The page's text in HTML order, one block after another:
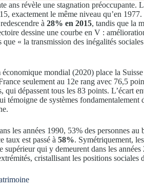
ans révèle une stagnation préoccupante.
exactement le même niveau qu’en
à 28% en 2015, tandis que la
dessine une courbe en V :
« la transmission des inégalités
mondial (2020) place la
seulement au 12e rang avec 76,5
dépassent tous les 83 points. L’écart
témoigne de systèmes fondamentalement
les années 1990, 53% des personnes au
taux est passé à 58%. Symétriquement,
qui y demeurent dans les
cristallisant les positions sociales